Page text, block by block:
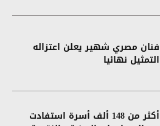
فنان مصري شهير يعلن اعتزاله
التمثيل نهائيا
أكثر من 148 ألف أسرة استفادت